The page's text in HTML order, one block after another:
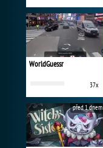
WorldGuessr
37x
před 1 dnem